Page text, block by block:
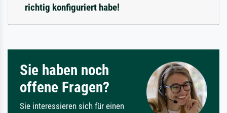
richtig konfiguriert habe!
Sie haben noch
offene Fragen?
Sie interessieren sich für einen